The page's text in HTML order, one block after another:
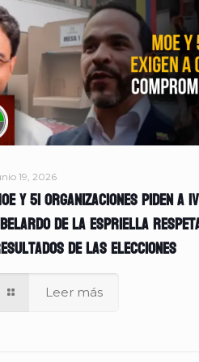
19, 2026
y 51 organizaciones piden a
de la Espriella
de las elecciones
Leer más